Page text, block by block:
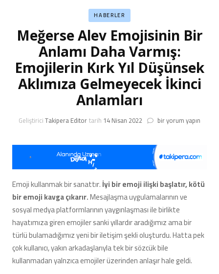
HABERLER
Meğerse Alev Emojisinin Bir
Anlamı Daha Varmış:
Emojilerin Kırk Yıl Düşünsek
Aklımıza Gelmeyecek İkinci
Anlamları
GeliştiriciTakipera Editortarih 14 Nisan 2022 Meğerse
Bir
Anlamı
Daha
Varmış:
Emojilerin
Kırk
Yıl
Düşünsek
Aklımıza
Gelmeyecek
İkinci
Anlamları
için
bir yorum yapın
Emoji kullanmak bir sanattır.İyi bir emoji ilişki başlatır, kötü
bir emoji kavga çıkarır.Mesajlaşma uygulamalarının ve
sosyal medya platformlarının yaygınlaşması ile birlikte
hayatımıza giren emojiler sanki yıllardır aradığımız ama bir
türlü bulamadığımız yeni bir iletişim şekli oluşturdu. Hatta pek
çok kullanıcı, yakın arkadaşlarıyla tek bir sözcük bile
kullanmadan yalnzıca emojiler üzerinden anlaşır hale geldi.